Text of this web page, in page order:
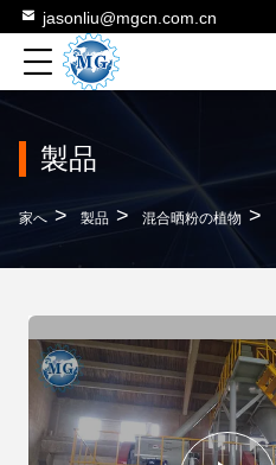
jasonliu@mgcn.com.cn
製品
家へ > 製品 > 混合晒粉の植物 >